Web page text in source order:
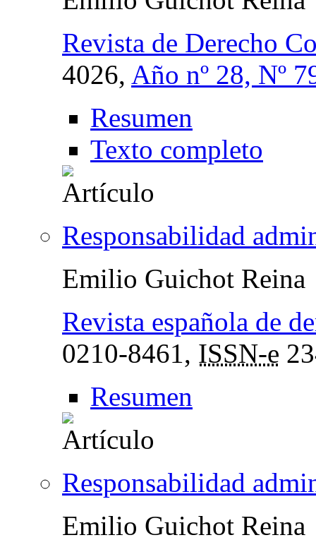
Revista de Derecho
4026, Año nº 28, Nº
Resumen
Texto completo
Responsabilidad
Emilio Guichot Reina
Revista española de
0210-8461, ISSN-e
Resumen
Responsabilidad
Emilio Guichot Reina